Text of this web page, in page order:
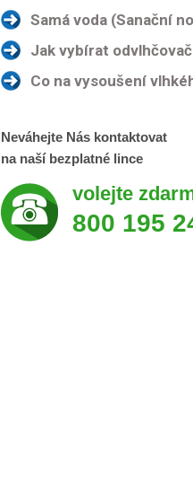
Samá voda (Sanační
Jak vybírat odvlhčovač
Co na vysoušení
Neváhejte Nás kontaktovat
na naší bezplatné lince
volejte
800 195